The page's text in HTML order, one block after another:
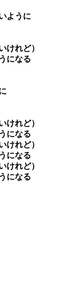
ように
けれど）
になる
けれど）
になる
けれど）
になる
けれど）
になる